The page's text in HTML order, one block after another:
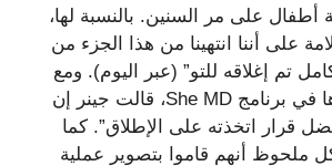
أطفال على مر السنين. بالنسبة لها،
على أننا انتهينا من هذا الجزء من
تم إغلاقه للتو” (عبر اليوم). ومع
ذلك، خلال ظهورها في برنامج She MD، قالت جينر إن
قرار اتخذته على الإطلاق”. كما
ملحوظ أنهم قاموا بتصوير عملية